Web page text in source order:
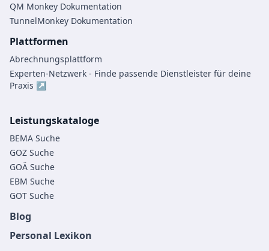
QM Monkey Dokumentation
TunnelMonkey Dokumentation
Plattformen
Abrechnungsplattform
Experten-Netzwerk - Finde passende Dienstleister für deine
Praxis ↗
Leistungskataloge
BEMA Suche
GOZ Suche
GOÄ Suche
EBM Suche
GOT Suche
Blog
Personal Lexikon